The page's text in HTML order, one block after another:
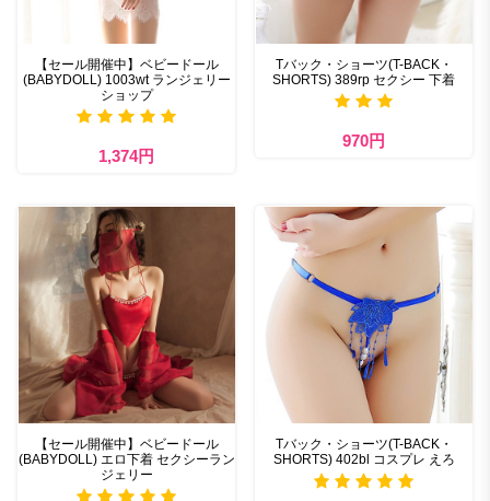
【セール開催中】ベビードール
(BABYDOLL) 1003wt ランジェリー
ショップ
1,374円
Tバック・ショーツ(T-BACK・
SHORTS) 389rp セクシー 下着
970円
【セール開催中】ベビードール
(BABYDOLL) エロ下着 セクシーラン
ジェリー
Tバック・ショーツ(T-BACK・
SHORTS) 402bl コスプレ えろ